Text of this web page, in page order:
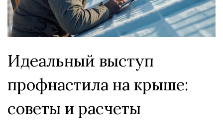
Идеальный выступ
профнастила на крыше:
советы и расчеты